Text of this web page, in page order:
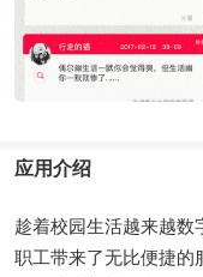
应用介绍
趁着校园生活越来越数
职工带来了无比便捷的